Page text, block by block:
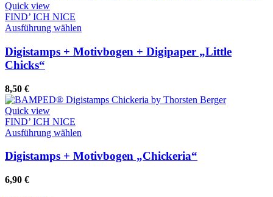
Quick view
FIND’ ICH NICE
Ausführung wählen
weist
mehrere
Optionen
der
gewählt
Digistamps + Motivbogen + Digipaper „Little
Chicks“
8,50 €
Quick view
FIND’ ICH NICE
Ausführung wählen
weist
Digistamps + Motivbogen „Chickeria“
6,90 €